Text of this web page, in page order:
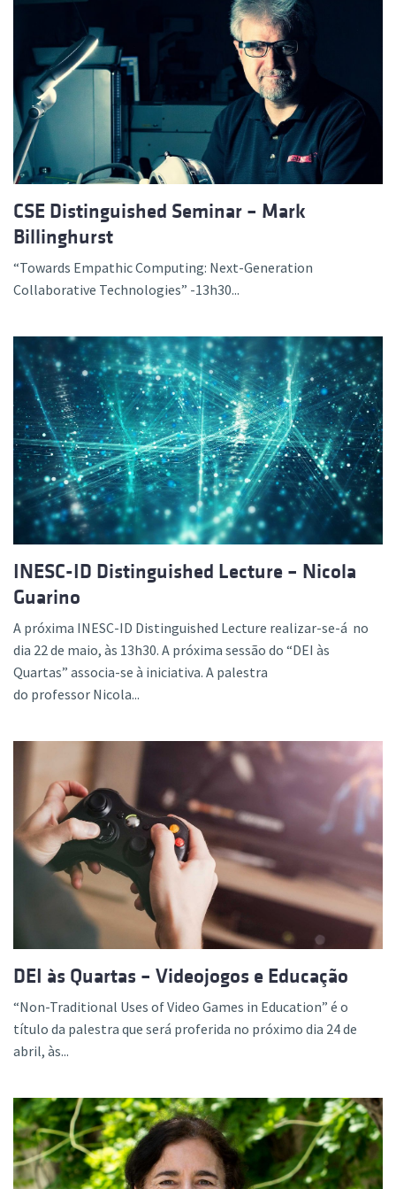
CSE Distinguished Seminar – Mark
Billinghurst
“Towards Empathic Computing: Next-Generation
Collaborative Technologies” -13h30...
INESC-ID Distinguished Lecture – Nicola
Guarino
A próxima INESC-ID Distinguished Lecture realizar-se-á no
dia 22 de maio, às 13h30. A próxima sessão do “DEI às
Quartas” associa-se à iniciativa. A palestra
do professor Nicola...
DEI às Quartas – Videojogos e Educação
“Non-Traditional Uses of Video Games in Education” é o
título da palestra que será proferida no próximo dia 24 de
abril, às...